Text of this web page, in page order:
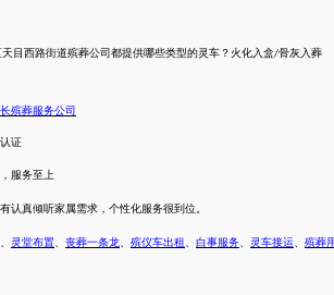
目西路街道殡葬公司都提供哪些类型的灵车？ 火化入盒/骨灰入葬
殡葬服务公司
证
服务至上
认真倾听家属需求，个性化服务很到位。
灵堂布置 丧葬一条龙 殡仪车出租 白事服务 灵车接运 殡葬